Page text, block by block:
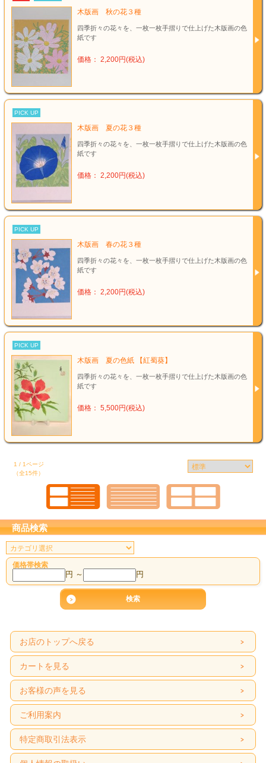
木版画 秋の花３種
四季折々の花々を、一枚一枚手摺りで仕上げた木版画の色
紙です
価格： 2,200円(税込)
PICK UP
木版画 夏の花３種
四季折々の花々を、一枚一枚手摺りで仕上げた木版画の色
紙です
価格： 2,200円(税込)
PICK UP
木版画 春の花３種
四季折々の花々を、一枚一枚手摺りで仕上げた木版画の色
紙です
価格： 2,200円(税込)
PICK UP
木版画 夏の色紙 【紅蜀葵】
四季折々の花々を、一枚一枚手摺りで仕上げた木版画の色
紙です
価格： 5,500円(税込)
1 / 1ページ
（全15件）
商品検索
価格帯検索
円 ～ 円
お店のトップへ戻る
カートを見る
お客様の声を見る
ご利用案内
特定商取引法表示